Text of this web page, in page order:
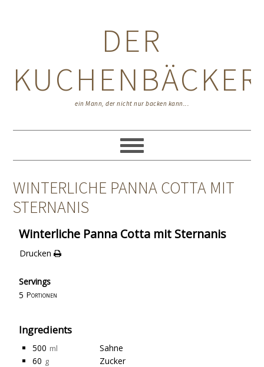
DER
KUCHENBÄCKER
ein Mann, der nicht nur backen kann...
WINTERLICHE PANNA COTTA MIT
STERNANIS
Winterliche Panna Cotta mit Sternanis
Drucken
Servings
5 Portionen
Ingredients
500 ml
Sahne
60 g
Zucker